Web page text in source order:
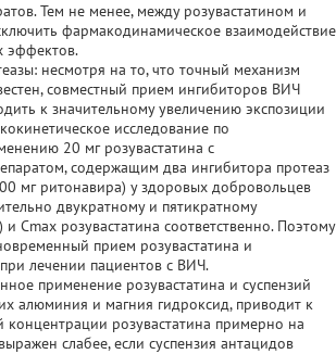
Тем не менее, между розувастатином и
фармакодинамическое взаимодействие
эффектов.
несмотря на то, что точный механизм
совместный прием ингибиторов ВИЧ
к значительному увеличению экспозиции
исследование по
20 мг розувастатина с
содержащим два ингибитора протеаз
мг ритонавира) у здоровых добровольцев
двукратному и пятикратному
Cmax розувастатина соответственно. Поэтому
прием розувастатина и
лечении пациентов с ВИЧ.
применение розувастатина и суспензий
алюминия и магния гидроксид, приводит к
розувастатина примерно на
слабее, если суспензия антацидов